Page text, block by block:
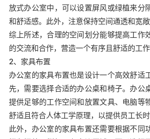
放式办公室中，可以设置屏风或绿植来分
和舒适感。此外，注意保持空间通透和宽敞
综上所述，合理的空间划分能够提高工作
的交流和合作，营造一个有序且舒适的工作
2、家具布置
办公室的家具布置也是设计一个高效舒适
先，需要选择合适的办公桌和椅子。办公
提供足够的工作空间和放置文具、电脑等
舒适且符合人体工学原理，以提供员工长时
此外，办公室的家具布置还需要根据不同